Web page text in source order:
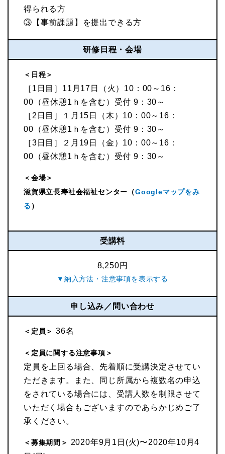
得られる方
③【事前課題】を提出できる方
研修日程・会場
＜日程＞
［1日目］11月17日（火）10：00～16：
00（昼休憩1ｈを含む）受付 9：30～
［2日目］１月15日（木）10：00～16：
00（昼休憩1ｈを含む）受付 9：30～
［3日目］２月19日（金）10：00～16：
00（昼休憩1ｈを含む）受付 9：30～
＜会場＞
滋賀県立長寿社会福祉センター（Googleマップをみ
る ）
受講料
8,250円
申し込み／問い合わせ
＜定員＞ 36名
＜定員に関する注意事項＞
定員を上回る場合、先着順に受講決定させてい
ただきます。また、同じ所属から複数名の申込
をされている場合には、受講人数を制限させて
いただく場合もございますのであらかじめご了
承ください。
＜募集期間＞
2020年9月1日(火)〜2020年10月4